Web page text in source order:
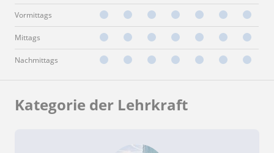
Vormittags
Mittags
Nachmittags
Kategorie der Lehrkraft